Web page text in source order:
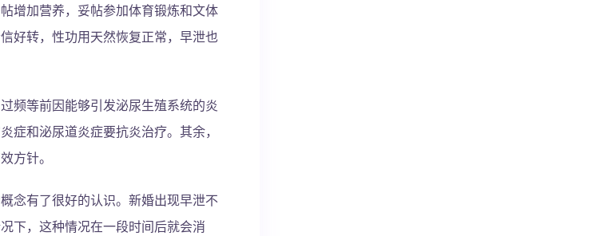
增加营养，妥帖参加体育锻炼和文体
好转，性功用天然恢复正常，早泄也
频等前因能够引发泌尿生殖系统的炎
症和泌尿道炎症要抗炎治疗。其余，
方针。
念有了很好的认识。新婚出现早泄不
下，这种情况在一段时间后就会消